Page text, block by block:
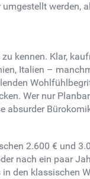
werden,
kennen. Klar,
Italien –
Wer nur
absurder
2.600 € und
nach ein paar
den klassischen